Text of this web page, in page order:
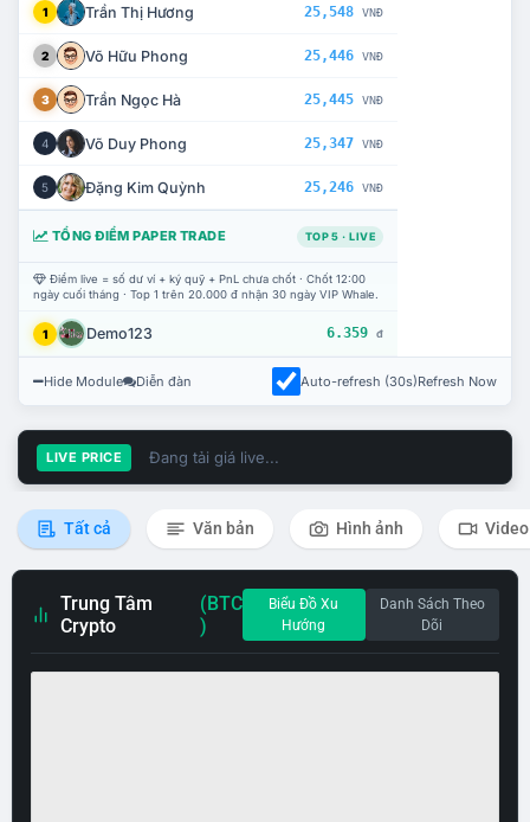
1 Trần Thị Hương 25,548 VNĐ
2 Võ Hữu Phong 25,446 VNĐ
3 Trần Ngọc Hà 25,445 VNĐ
4 Võ Duy Phong 25,347 VNĐ
5 Đặng Kim Quỳnh 25,246 VNĐ
TỔNG ĐIỂM PAPER TRADE TOP 5 · LIVE
Điểm live = số dư ví + ký quỹ + PnL chưa chốt · Chốt 12:00
ngày cuối tháng · Top 1 trên 20.000 đ nhận 30 ngày VIP Whale.
1 Demo123 6.359 đ
Hide Module Diễn đàn Auto-refresh (30s)Refresh Now
LIVE PRICE Đang tải giá live...
Tất cả Văn bản Hình ảnh Video
Trung Tâm
Crypto
(BTC
)
Biểu Đồ Xu
Hướng
Danh Sách Theo
Dõi